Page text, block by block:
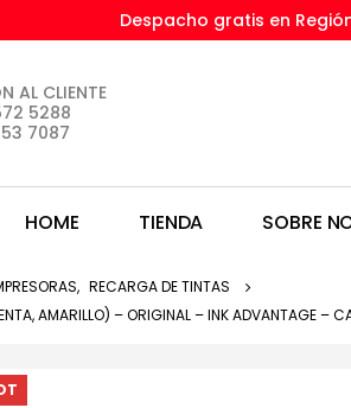
Despacho gratis en
AL CLIENTE
5288
7087
HOME TIENDA SOBRE
, RECARGA DE TINTAS
AMARILLO) – ORIGINAL – INK ADVANTAGE –